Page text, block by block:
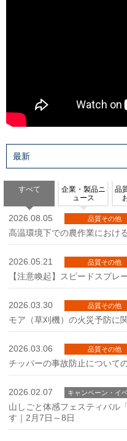
すべて
企業・製品ニ
ュース
品
2026.08.05 品質その他
高温環境下での農作業におけ
2026.05.21 品質その他
【注意喚起】スピードスプレ
2026.03.30 品質その他
モア（草刈機）の火災予防に
2026.03.06 品質その他
チッパーの事故防止について
2026.02.07 キャンペーン・イ
山しごと体感フェスティバル
す｜2月7日～8日